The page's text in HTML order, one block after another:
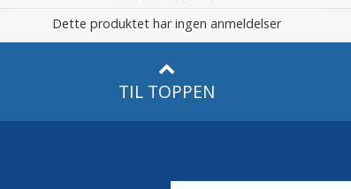
Dette produktet har ingen anmeldelser
TIL TOPPEN